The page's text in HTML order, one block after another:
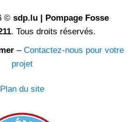
© sdp.lu | Pompage Fosse
. Tous droits réservés.
– Contactez-nous pour votre
projet
Plan du site